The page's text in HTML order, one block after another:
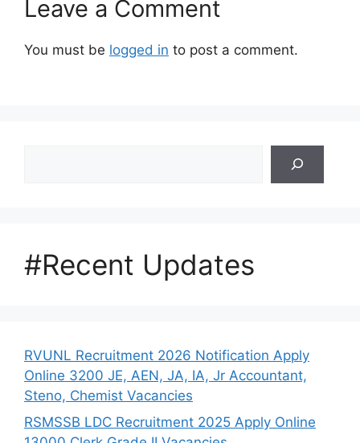
Leave a Comment
You must be logged in to post a comment.
#Recent Updates
RVUNL Recruitment 2026 Notification Apply
Online 3200 JE, AEN, JA, IA, Jr Accountant,
Steno, Chemist Vacancies
RSMSSB LDC Recruitment 2025 Apply Online